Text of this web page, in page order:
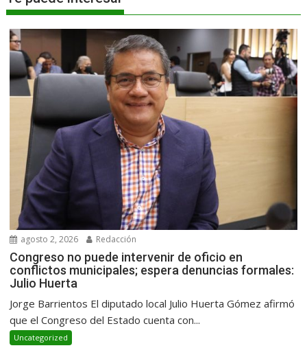
agosto 2, 2026 Redacción
Congreso no puede intervenir de oficio en
conflictos municipales; espera denuncias formales:
Julio Huerta
Jorge Barrientos El diputado local Julio Huerta Gómez afirmó
que el Congreso del Estado cuenta con...
Uncategorized